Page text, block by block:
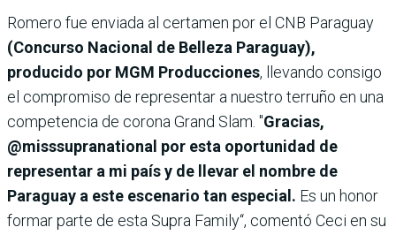
Romero fue enviada al certamen por el CNB Paraguay
(Concurso Nacional de Belleza Paraguay),
producido por MGM Producciones, llevando consigo
el compromiso de representar a nuestro terruño en una
competencia de corona Grand Slam. "Gracias,
@misssupranational por esta oportunidad de
representar a mi país y de llevar el nombre de
Paraguay a este escenario tan especial. Es un honor
formar parte de esta Supra Family“, comentó Ceci en su